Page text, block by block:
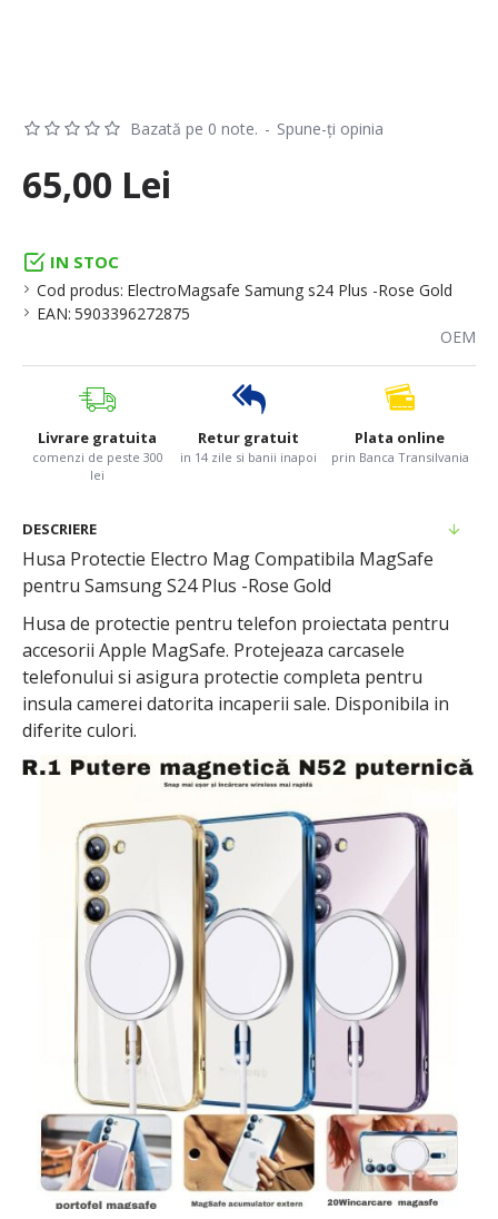
IN STOC
Cod produs: ElectroMagsafe Samung s24 Plus -Rose Gold
EAN: 5903396272875
OEM
Bazată pe 0 note. - Spune-ţi opinia
65,00 Lei
Livrare gratuita
comenzi de peste 300
lei
Retur gratuit
in 14 zile si banii inapoi
Plata online
prin Banca Transilvania
DESCRIERE
Husa Protectie Electro Mag Compatibila MagSafe
pentru Samsung S24 Plus -Rose Gold
Husa de protectie pentru telefon proiectata pentru
accesorii Apple MagSafe. Protejeaza carcasele
telefonului si asigura protectie completa pentru
insula camerei datorita incaperii sale. Disponibila in
diferite culori.